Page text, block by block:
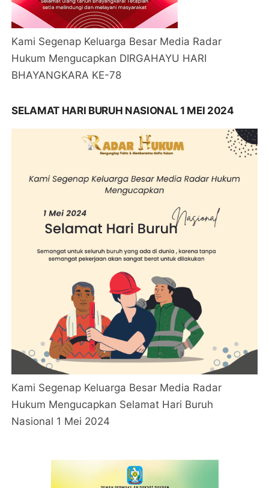
Kami Segenap Keluarga Besar Media Radar
Hukum Mengucapkan DIRGAHAYU HARI
BHAYANGKARA KE-78
SELAMAT HARI BURUH NASIONAL 1 MEI 2024
Kami Segenap Keluarga Besar Media Radar
Hukum Mengucapkan Selamat Hari Buruh
Nasional 1 Mei 2024